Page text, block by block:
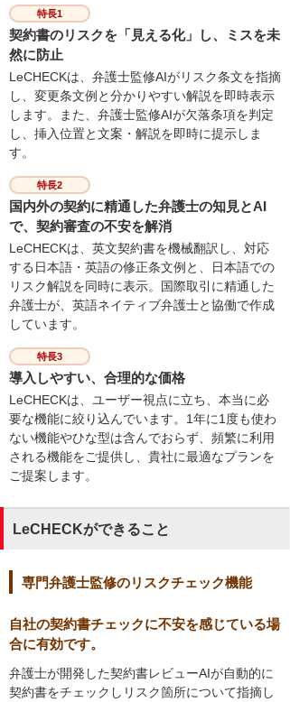
特長1
契約書のリスクを「見える化」し、ミスを未
然に防止
LeCHECKは、弁護士監修AIがリスク条文を指摘
し、変更条文例と分かりやすい解説を即時表示
します。また、弁護士監修AIが欠落条項を判定
し、挿入位置と文案・解説を即時に提示しま
す。
特長2
国内外の契約に精通した弁護士の知見とAI
で、契約審査の不安を解消
LeCHECKは、英文契約書を機械翻訳し、対応
する日本語・英語の修正条文例と、日本語での
リスク解説を同時に表示。国際取引に精通した
弁護士が、英語ネイティブ弁護士と協働で作成
しています。
特長3
導入しやすい、合理的な価格
LeCHECKは、ユーザー視点に立ち、本当に必
要な機能に絞り込んでいます。1年に1度も使わ
ない機能やひな型は含んでおらず、頻繁に利用
される機能をご提供し、貴社に最適なプランを
ご提案します。
LeCHECKができること
専門弁護士監修のリスクチェック機能
自社の契約書チェックに不安を感じている場
合に有効です。
弁護士が開発した契約書レビューAIが自動的に
契約書をチェックしリスク箇所について指摘し